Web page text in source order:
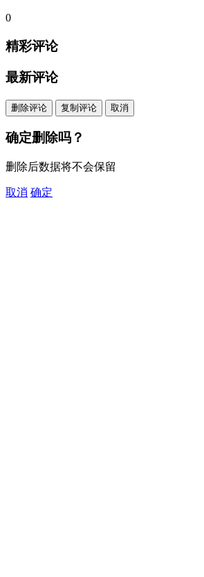
0
精彩评论
最新评论
删除评论 复制评论 取消
确定删除吗？
删除后数据将不会保留
取消 确定